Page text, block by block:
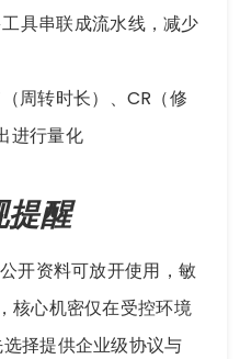
具串联成流水线，减少
周转时长）、CR（修
进行量化
提醒
开资料可放开使用，敏
核心机密仅在受控环境
择提供企业级协议与